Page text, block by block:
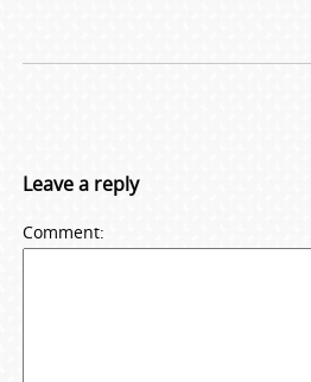
Leave a reply
Comment